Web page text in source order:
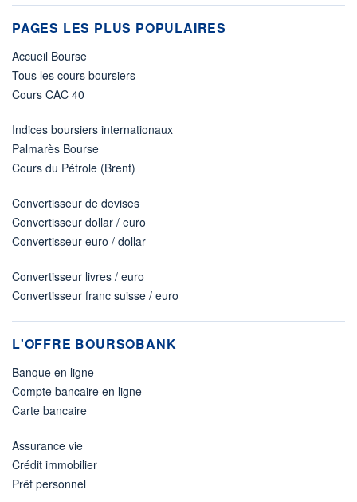
PAGES LES PLUS POPULAIRES
Accueil Bourse
Tous les cours boursiers
Cours CAC 40
Indices boursiers internationaux
Palmarès Bourse
Cours du Pétrole (Brent)
Convertisseur de devises
Convertisseur dollar / euro
Convertisseur euro / dollar
Convertisseur livres / euro
Convertisseur franc suisse / euro
L'OFFRE BOURSOBANK
Banque en ligne
Compte bancaire en ligne
Carte bancaire
Assurance vie
Crédit immobilier
Prêt personnel